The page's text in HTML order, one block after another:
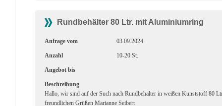
Rundbehälter 80 Ltr. mit Aluminiumring
Anfrage vom 03.09.2024
Anzahl 10-20 St.
Angebot bis
Beschreibung
Hallo, wir sind auf der Such nach Rundbehälter in weißen Kunststoff 80
freundlichen Grüßen Marianne Seibert